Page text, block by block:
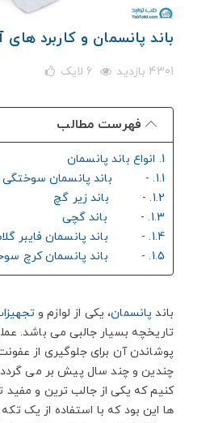
باند پانسمان و کاربرد های
4301 بازدید 6 لایک
فهرست مطالب
1. انواع باند پانسمان
1.1. - باند پانسمان سوختگی شکل پذیر
1.2. - باند زیر گچ
1.3. - باند گچی
1.4. - باند پانسمان فایبر گلاس
1.5. - باند پانسمان کرچ سوختگی
باند پانسمان، یکی از لوازم و
تاریخچه بسیار جالبی می باشد.
پوشاندن آن برای جلوگیری از
چندین و چند سال پیش بر می گردد.
کنیم که یکی از جالب ترین و مفید
ها این بود که با استفاده از یک